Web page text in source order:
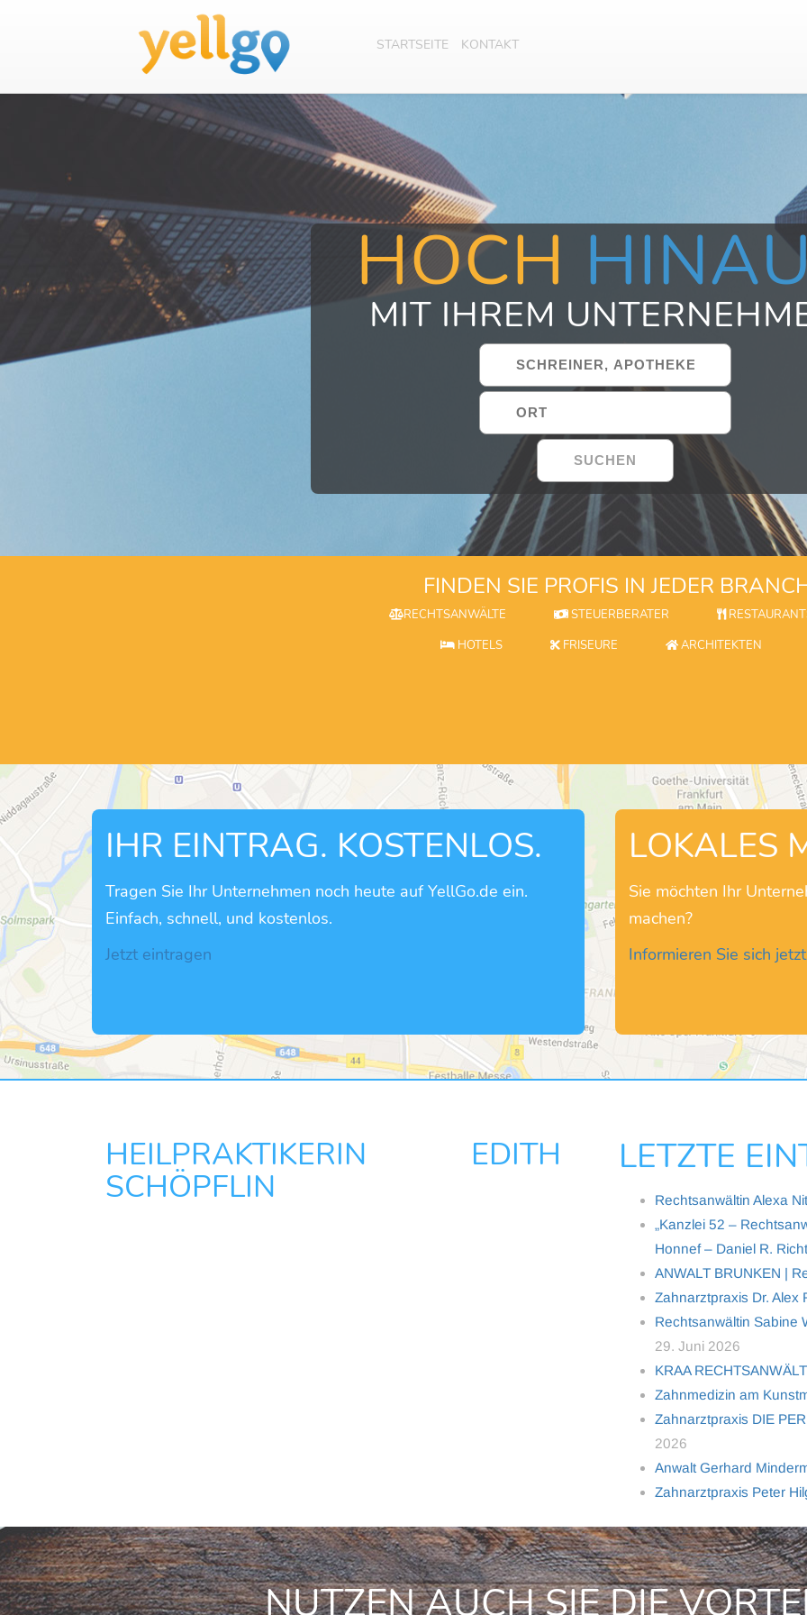
STARTSEITE KONTAKT
HOCH
MIT IHREM
FINDEN SIE PROFIS IN JEDER
RECHTSANWÄLTE STEUERBERATER
HOTELS
FRISEURE ARCHITEKTEN
IHR EINTRAG. KOSTENLOS.
Tragen Sie Ihr Unternehmen noch heute auf YellGo.de ein.
Einfach, schnell, und kostenlos.
Jetzt eintragen
LOKALES
Sie möchten Ihr
machen?
Informieren Sie sich jetzt
HEILPRAKTIKERIN EDITH
SCHÖPFLIN
LETZTE
Rechtsanwältin Alexa
„Kanzlei 52 –
Honnef – Daniel R.
ANWALT BRUNKEN |
Zahnarztpraxis Dr. Alex
Rechtsanwältin Sabine
29. Juni 2026
KRAA
Zahnmedizin am
Zahnarztpraxis DIE
2026
Anwalt Gerhard
Zahnarztpraxis Peter
NUTZEN AUCH SIE DIE